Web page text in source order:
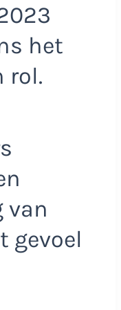
het
rol.
van
gevoel